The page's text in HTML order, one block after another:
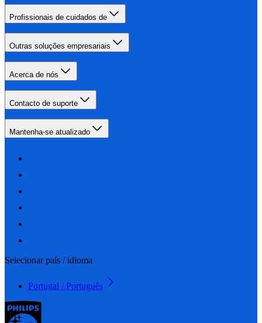
Profissionais de cuidados de
Outras soluções empresariais
Acerca de nós
Contacto de suporte
Mantenha-se atualizado
Selecionar país / idioma
Portugal / Português